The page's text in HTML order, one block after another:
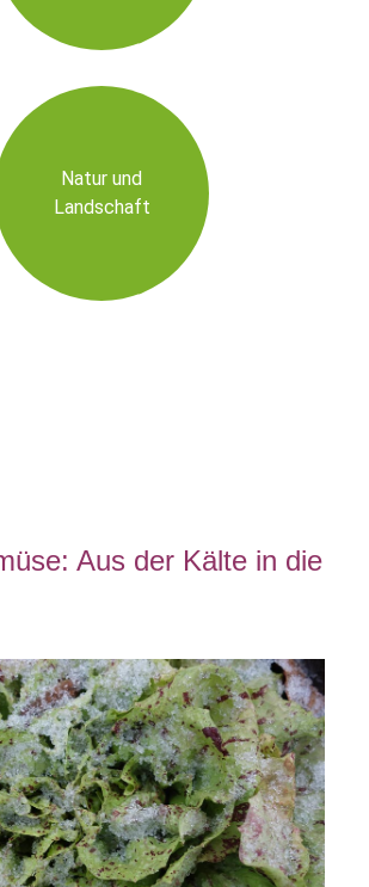
Natur und
Landschaft
Aus der Kälte in die